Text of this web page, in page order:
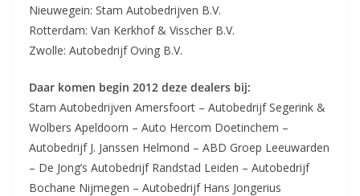
Nieuwegein: Stam Autobedrijven B.V.
Rotterdam: Van Kerkhof & Visscher B.V.
Zwolle: Autobedrijf Oving B.V.
Daar komen begin 2012 deze dealers bij:
Stam Autobedrijven Amersfoort – Autobedrijf Segerink &
Wolbers Apeldoorn – Auto Hercom Doetinchem –
Autobedrijf J. Janssen Helmond – ABD Groep Leeuwarden
– De Jong’s Autobedrijf Randstad Leiden – Autobedrijf
Bochane Nijmegen – Autobedrijf Hans Jongerius